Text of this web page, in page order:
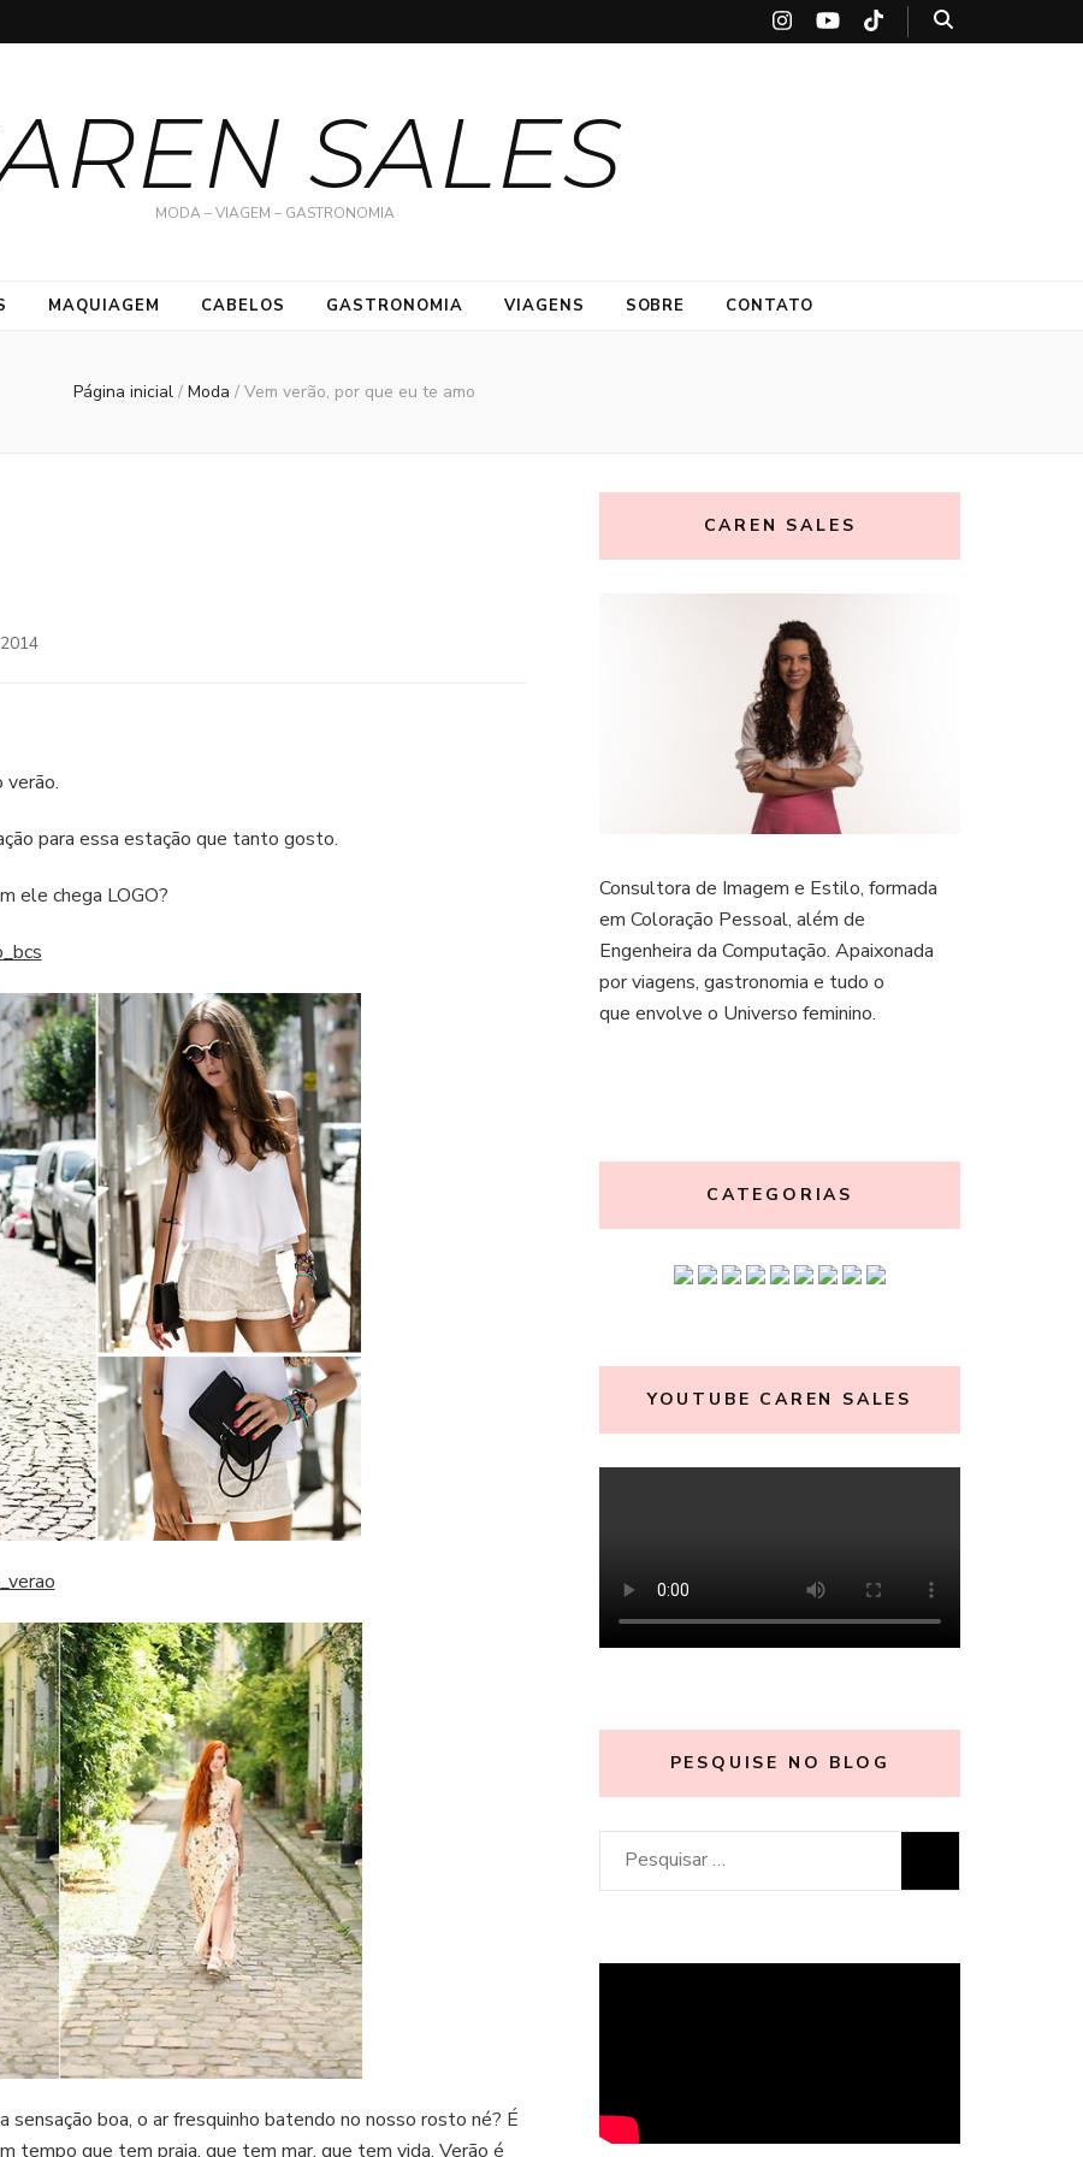
SALES
MODA – VIAGEM – GASTRONOMIA
MAQUIAGEM CABELOS GASTRONOMIA VIAGENS SOBRE CONTATO
Página inicial / Moda / Vem verão, por que eu te amo
verão.
para essa estação que tanto gosto.
ele chega LOGO?
sensação boa, o ar fresquinho batendo no nosso rosto né? É
tempo que tem praia, que tem mar, que tem vida. Verão é
CAREN SALES
Consultora de Imagem e Estilo, formada
em Coloração Pessoal, além de
Engenheira da Computação. Apaixonada
por viagens, gastronomia e tudo o
que envolve o Universo feminino.
CATEGORIAS
YOUTUBE CAREN SALES
PESQUISE NO BLOG
Pesquisar
por: